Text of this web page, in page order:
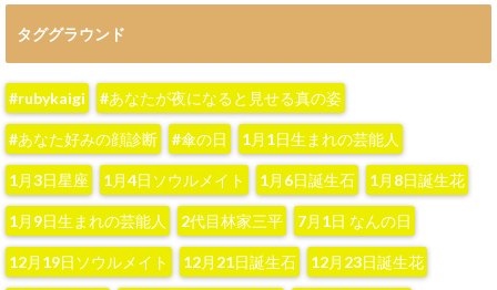
タググラウンド
#rubykaigi #あなたが夜になると見せる真の姿
#あなた好みの顔診断 #傘の日 1月1日生まれの芸能人
1月3日星座 1月4日ソウルメイト 1月6日誕生石 1月8日誕生花
1月9日生まれの芸能人 2代目林家三平 7月1日 なんの日
12月19日ソウルメイト 12月21日誕生石 12月23日誕生花